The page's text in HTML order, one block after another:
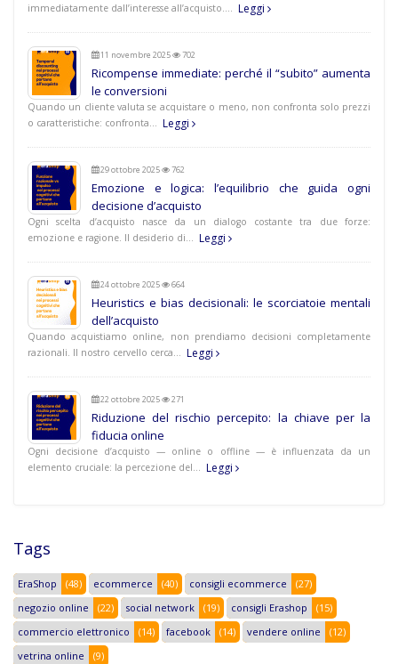
immediatamente dall’interesse all’acquisto.… Leggi
11 novembre 2025 702
Ricompense immediate: perché il “subito” aumenta
le conversioni
Quando un cliente valuta se acquistare o meno, non confronta solo prezzi
o caratteristiche: confronta… Leggi
29 ottobre 2025 762
Emozione e logica: l’equilibrio che guida ogni
decisione d’acquisto
Ogni scelta d’acquisto nasce da un dialogo costante tra due forze:
emozione e ragione. Il desiderio di… Leggi
24 ottobre 2025 664
Heuristics e bias decisionali: le scorciatoie mentali
dell’acquisto
Quando acquistiamo online, non prendiamo decisioni completamente
razionali. Il nostro cervello cerca… Leggi
22 ottobre 2025 271
Riduzione del rischio percepito: la chiave per la
fiducia online
Ogni decisione d’acquisto — online o offline — è influenzata da un
elemento cruciale: la percezione del… Leggi
Tags
EraShop (48) ecommerce (40) consigli ecommerce
(27)
negozio online
(22) social network (19) consigli Erashop
(15)
commercio elettronico
(14) facebook (14) vendere online
(12)
vetrina online
(9)